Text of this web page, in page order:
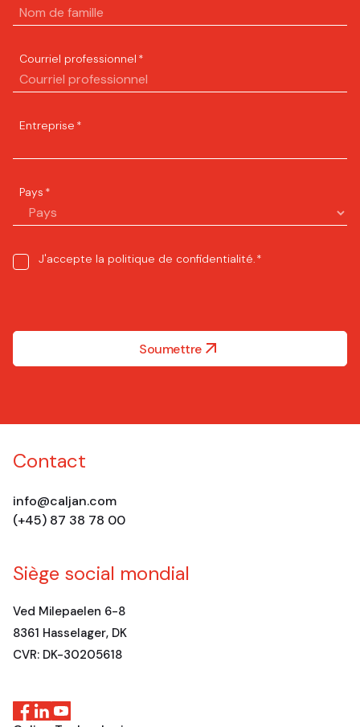
Courriel professionnel *
Entreprise *
Pays *
Consent*
J'accepte la politique de confidentialité.*
Soumettre
Contact
info@caljan.com
(+45) 87 38 78 00
Siège social mondial
Ved Milepaelen 6-8
8361 Hasselager, DK
CVR: DK-30205618